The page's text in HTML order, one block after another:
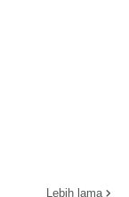
Lebih lama